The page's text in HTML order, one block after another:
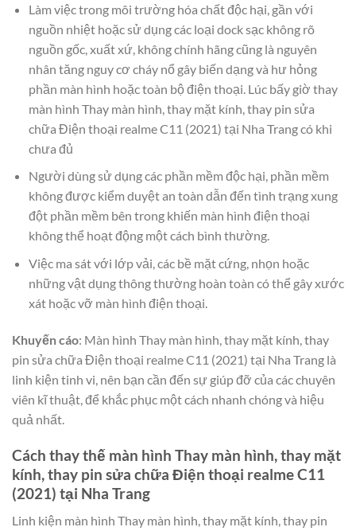
Làm việc trong môi trường hóa chất độc hại, gần với
nguồn nhiệt hoặc sử dụng các loại dock sạc không rõ
nguồn gốc, xuất xứ, không chính hãng cũng là nguyên
nhân tăng nguy cơ cháy nổ gây biến dạng và hư hỏng
phần màn hình hoặc toàn bộ điện thoại. Lúc bấy giờ thay
màn hình Thay màn hình, thay mặt kính, thay pin sửa
chữa Điện thoại realme C11 (2021) tại Nha Trang có khi
chưa đủ
Người dùng sử dụng các phần mềm độc hại, phần mềm
không được kiểm duyệt an toàn dẫn đến tình trạng xung
đột phần mềm bên trong khiến màn hình điện thoại
không thể hoạt động một cách bình thường.
Việc ma sát với lớp vải, các bề mặt cứng, nhọn hoặc
những vật dụng thông thường hoàn toàn có thể gây xước
xát hoặc vỡ màn hình điện thoại.
Khuyến cáo: Màn hình Thay màn hình, thay mặt kính, thay
pin sửa chữa Điện thoại realme C11 (2021) tại Nha Trang là
linh kiện tinh vi, nên bạn cần đến sự giúp đỡ của các chuyên
viên kĩ thuật, để khắc phục một cách nhanh chóng và hiệu
quả nhất.
Cách thay thế màn hình Thay màn hình, thay mặt
kính, thay pin sửa chữa Điện thoại realme C11
(2021) tại Nha Trang
Linh kiện màn hình Thay màn hình, thay mặt kính, thay pin